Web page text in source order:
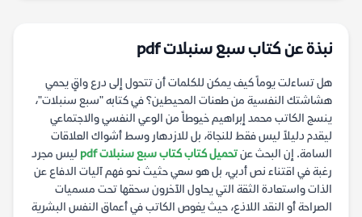
نبذة عن كتاب سبع سنبلات pdf
هل تساءلت يوماً كيف يمكن للكلمات أن تتحول إلى درع واقٍ يحمي
هشاشتك النفسية من طعنات المحيطين؟ في كتابه "سبع سنبلات"،
ينسج الكاتب محمد إبراهيم خيوطاً من الوعي النفسي والاجتماعي
ليقدم دليلاً ليس فقط للنجاة، بل للازدهار وسط أشواك العلاقات
السامة. إن البحث عنتحميل كتاب كتاب سبع سنبلات pdf
ليس مجرد
رغبة في اقتناء نص أدبي، بل هو سعي حثيث نحو فهم آليات الدفاع عن
الذات واستعادة الثقة التي يحاول الآخرون سحقها تحت مسميات
الصراحة أو النقد اللاذع، حيث يغوص الكاتب في أعماق النفس البشرية